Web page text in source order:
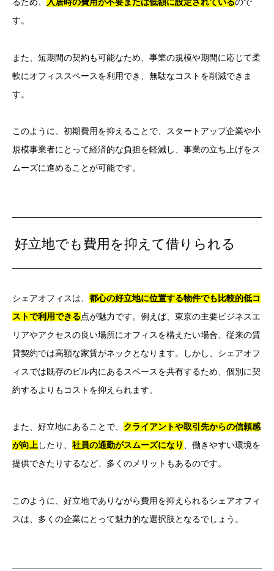
す。
また、短期間の契約も可能なため、事業の規模や期間に応じて柔
軟にオフィススペースを利用でき、無駄なコストを削減できま
す。
このように、初期費用を抑えることで、スタートアップ企業や小
規模事業者にとって経済的な負担を軽減し、事業の立ち上げをス
ムーズに進めることが可能です。
好立地でも費用を抑えて借りられる
シェアオフィスは、 都心の好立地に位置する物件でも比較的低コ
ストで利用できる点が魅力です。例えば、東京の主要ビジネスエ
リアやアクセスの良い場所にオフィスを構えたい場合、従来の賃
貸契約では高額な家賃がネックとなります。しかし、シェアオフ
ィスでは既存のビル内にあるスペースを共有するため、個別に契
約するよりもコストを抑えられます。
また、好立地にあることで、 クライアントや取引先からの信頼感
が向上したり、 社員の通勤がスムーズになり 、働きやすい環境を
提供できたりするなど、多くのメリットもあるのです。
このように、好立地でありながら費用を抑えられるシェアオフィ
スは、多くの企業にとって魅力的な選択肢となるでしょう。